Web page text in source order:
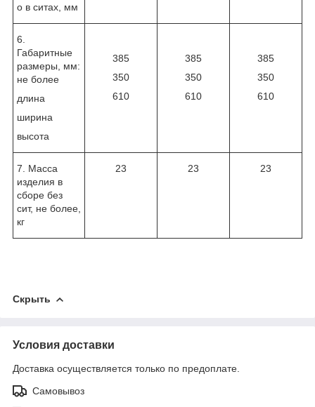
о в ситах, мм
6.
Габаритные
размеры, мм:
не более
длина
ширина
высота
385
350
610
385
350
610
385
350
610
7. Масса
изделия в
сборе без
сит, не более,
кг
23 23 23
Скрыть
Условия доставки
Доставка осуществляется только по предоплате.
Самовывоз